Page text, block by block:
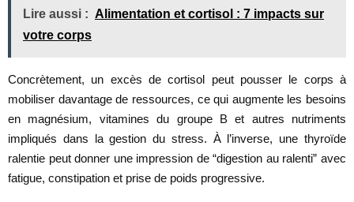
Lire aussi : Alimentation et cortisol : 7 impacts sur
votre corps
Concrètement, un excès de cortisol peut pousser le corps à
mobiliser davantage de ressources, ce qui augmente les besoins
en magnésium, vitamines du groupe B et autres nutriments
impliqués dans la gestion du stress. À l’inverse, une thyroïde
ralentie peut donner une impression de “digestion au ralenti” avec
fatigue, constipation et prise de poids progressive.